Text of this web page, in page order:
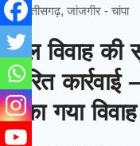
छत्तीसगढ़,जांजगीर - चांपा
बाल विवाह की
त्वरित
रोका गया विवाह